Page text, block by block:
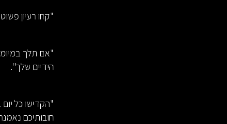
"קחו רעיון
"אם תלך
הידיים שלך".
"הקדישו כל
חובותיכם